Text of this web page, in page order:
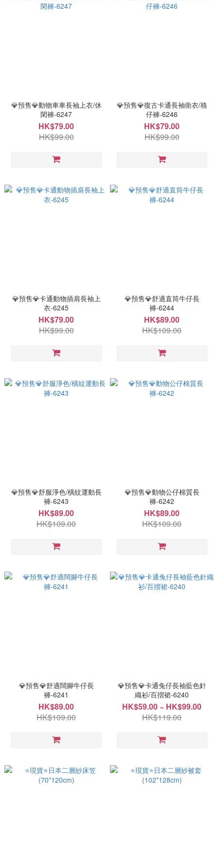
💎預售💎動物車車長袖上衣/休
閑褲-6247
HK$79.00
HK$99.00
💎預售💎復古卡通長袖衛衣/格
仔褲-6246
HK$79.00
HK$99.00
💎預售💎卡通動物插肩長袖上
衣-6245
HK$79.00
HK$99.00
💎預售💎舒適直筒牛仔長
褲-6244
HK$89.00
HK$109.00
💎預售💎舒服淨色/橫紋運動長
褲-6243
HK$89.00
HK$109.00
💎預售💎動物公仔棉質長
褲-6242
HK$89.00
HK$109.00
💎預售💎舒適闊腳牛仔長
褲-6241
HK$89.00
HK$109.00
💎預售💎卡通兔仔長袖藍色針
織衫/百摺裙-6240
HK$59.00 ~ HK$99.00
HK$119.00